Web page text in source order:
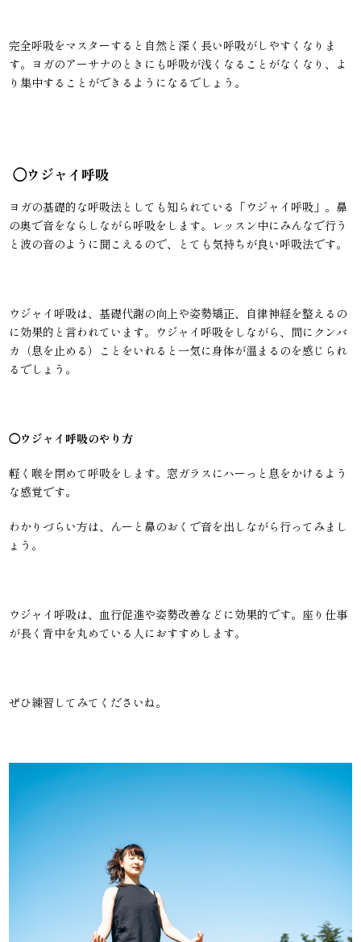
完全呼吸をマスターすると自然と深く長い呼吸がしやすくなりま
す。ヨガのアーサナのときにも呼吸が浅くなることがなくなり、よ
り集中することができるようになるでしょう。
◯ウジャイ呼吸
ヨガの基礎的な呼吸法としても知られている「ウジャイ呼吸」。鼻
の奥で音をならしながら呼吸をします。レッスン中にみんなで行う
と波の音のように聞こえるので、とても気持ちが良い呼吸法です。
ウジャイ呼吸は、基礎代謝の向上や姿勢矯正、自律神経を整えるの
に効果的と言われています。ウジャイ呼吸をしながら、間にクンバ
カ（息を止める）ことをいれると一気に身体が温まるのを感じられ
るでしょう。
◯ウジャイ呼吸のやり方
軽く喉を閉めて呼吸をします。窓ガラスにハーっと息をかけるよう
な感覚です。
わかりづらい方は、んーと鼻のおくで音を出しながら行ってみまし
ょう。
ウジャイ呼吸は、血行促進や姿勢改善などに効果的です。座り仕事
が長く背中を丸めている人におすすめします。
ぜひ練習してみてくださいね。